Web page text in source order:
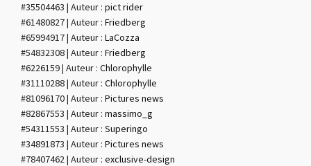
#35504463 | Auteur : pict rider
#61480827 | Auteur : Friedberg
#65994917 | Auteur : LaCozza
#54832308 | Auteur : Friedberg
#6226159 | Auteur : Chlorophylle
#31110288 | Auteur : Chlorophylle
#81096170 | Auteur : Pictures news
#82867553 | Auteur : massimo_g
#54311553 | Auteur : Superingo
#34891873 | Auteur : Pictures news
#78407462 | Auteur : exclusive-design